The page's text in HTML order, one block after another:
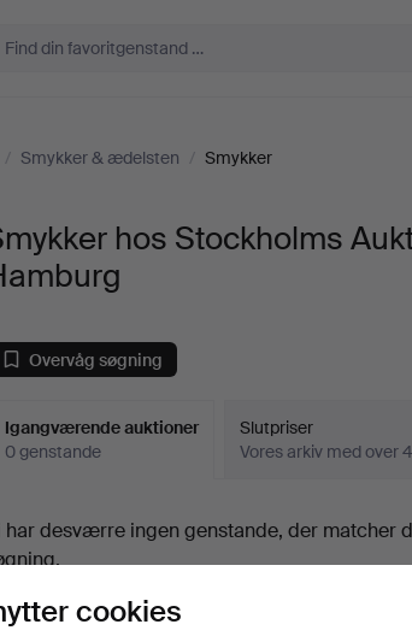
/ Smykker & ædelsten / Smykker
hos Stockholms
Overvåg søgning
Igangværende auktioner
0 genstande
Slutpriser
Vores arkiv med over
har desværre ingen genstande, der matcher
på“Overvåg søgning”
cookies